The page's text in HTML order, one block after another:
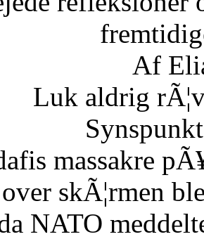
Af
Luk aldrig
massakre
skÃ¦rmen
NATO